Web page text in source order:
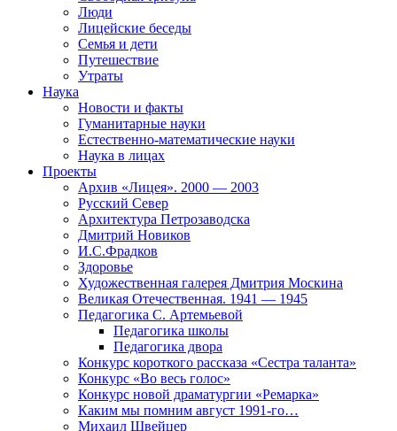
Люди
Лицейские беседы
Семья и дети
Путешествие
Утраты
Наука
Новости и факты
Гуманитарные науки
Естественно-математические науки
Наука в лицах
Проекты
Архив «Лицея». 2000 — 2003
Русский Север
Архитектура Петрозаводска
Дмитрий Новиков
И.С.Фрадков
Здоровье
Художественная галерея Дмитрия Москина
Великая Отечественная. 1941 — 1945
Педагогика С. Артемьевой
Педагогика школы
Педагогика двора
Конкурс короткого рассказа «Сестра таланта»
Конкурс «Во весь голос»
Конкурс новой драматургии «Ремарка»
Каким мы помним август 1991-го…
Михаил Швейцер